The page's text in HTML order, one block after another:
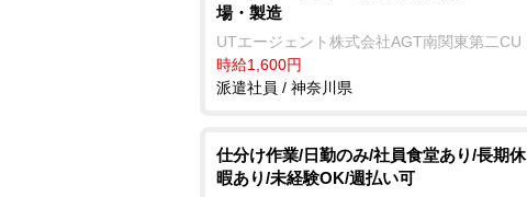
場・製造
UTエージェント株式会社AGT南関東第二CU
時給1,600円
派遣社員 / 神奈川県
仕分け作業/日勤のみ/社員食堂あり/長期休
暇あり/未経験OK/週払い可